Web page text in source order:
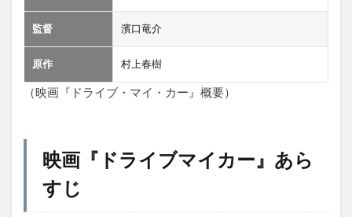
監督 濱口竜介
原作 村上春樹
（映画『ドライブ・マイ・カー』概要）
映画『ドライブマイカー』あら
すじ